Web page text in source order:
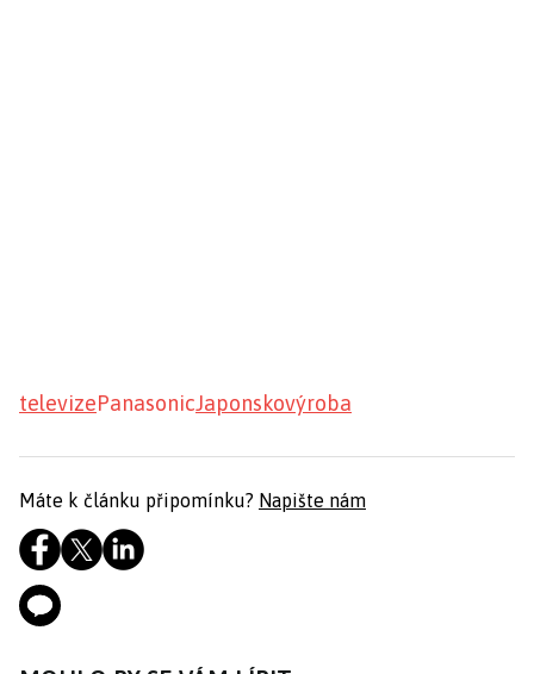
televizePanasonicJaponskovýroba
Máte k článku připomínku? Napište nám